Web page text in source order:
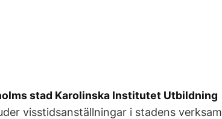
stad Karolinska Institutet Utbildning
visstidsanställningar i stadens